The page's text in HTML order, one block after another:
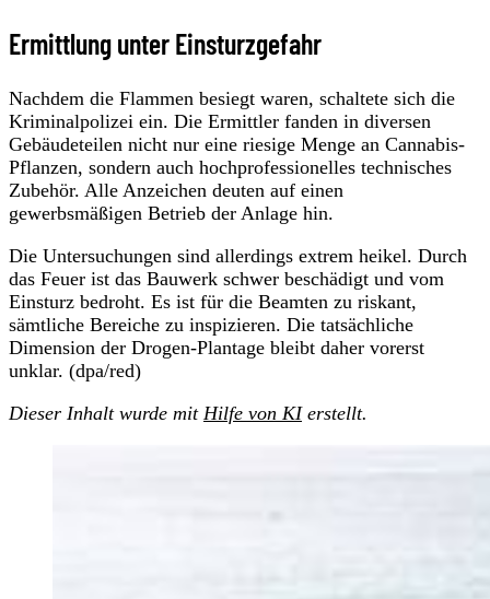
Ermittlung unter Einsturzgefahr
Nachdem die Flammen besiegt waren, schaltete sich die
Kriminalpolizei ein. Die Ermittler fanden in diversen
Gebäudeteilen nicht nur eine riesige Menge an Cannabis-
Pflanzen, sondern auch hochprofessionelles technisches
Zubehör. Alle Anzeichen deuten auf einen
gewerbsmäßigen Betrieb der Anlage hin.
Die Untersuchungen sind allerdings extrem heikel. Durch
das Feuer ist das Bauwerk schwer beschädigt und vom
Einsturz bedroht. Es ist für die Beamten zu riskant,
sämtliche Bereiche zu inspizieren. Die tatsächliche
Dimension der Drogen-Plantage bleibt daher vorerst
unklar. (dpa/red)
Dieser Inhalt wurde mit Hilfe von KIerstellt.